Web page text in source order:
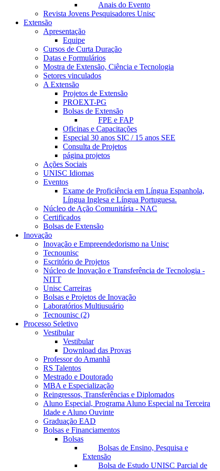
Anais do Evento
Revista Jovens Pesquisadores Unisc
Extensão
Apresentação
Equipe
Cursos de Curta Duração
Datas e Formulários
Mostra de Extensão, Ciência e Tecnologia
Setores vinculados
A Extensão
Projetos de Extensão
PROEXT-PG
Bolsas de Extensão
FPE e FAP
Oficinas e Capacitações
Especial 30 anos SIC / 15 anos SEE
Consulta de Projetos
página projetos
Ações Sociais
UNISC Idiomas
Eventos
Exame de Proficiência em Língua Espanhola,
Língua Inglesa e Língua Portuguesa.
Núcleo de Ação Comunitária - NAC
Certificados
Bolsas de Extensão
Inovação
Inovação e Empreendedorismo na Unisc
Tecnounisc
Escritório de Projetos
Núcleo de Inovação e Transferência de Tecnologia -
NITT
Unisc Carreiras
Bolsas e Projetos de Inovação
Laboratórios Multiusuário
Tecnounisc (2)
Processo Seletivo
Vestibular
Vestibular
Download das Provas
Professor do Amanhã
RS Talentos
Mestrado e Doutorado
MBA e Especialização
Reingressos, Transferências e Diplomados
Aluno Especial, Programa Aluno Especial na Terceira
Idade e Aluno Ouvinte
Graduação EAD
Bolsas e Financiamentos
Bolsas
Bolsas de Ensino, Pesquisa e
Extensão
Bolsa de Estudo UNISC Parcial de